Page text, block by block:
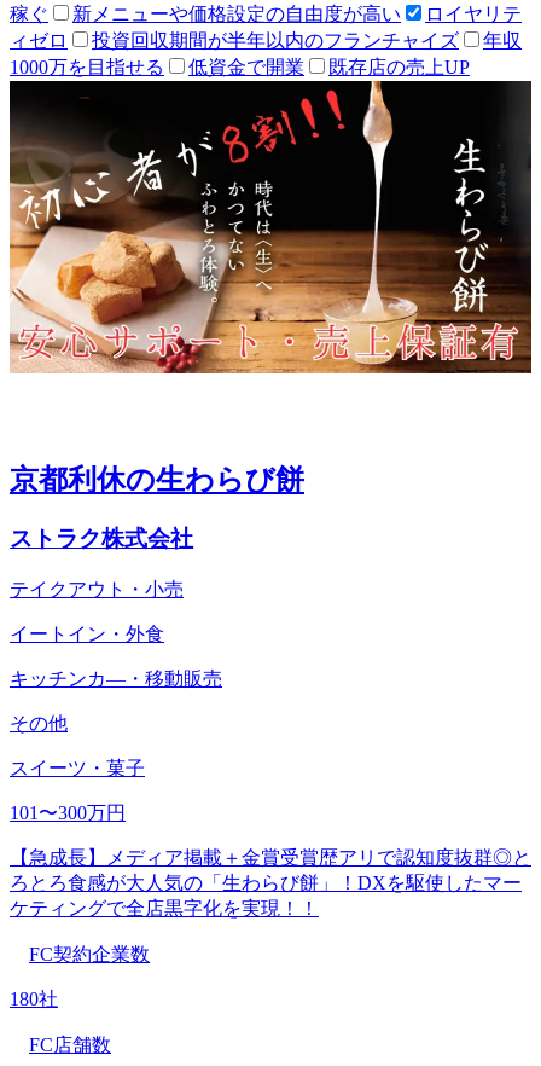
稼ぐ
新メニューや価格設定の自由度が高い
ロイヤリテ
ィゼロ
投資回収期間が半年以内のフランチャイズ
年収
1000万を目指せる
低資金で開業 既存店の売上UP
京都利休の生わらび餅
ストラク株式会社
テイクアウト・小売
イートイン・外食
キッチンカ―・移動販売
その他
スイーツ・菓子
101〜300万円
【急成長】メディア掲載＋金賞受賞歴アリで認知度抜群◎と
ろとろ食感が大人気の「生わらび餅」！DXを駆使したマー
ケティングで全店黒字化を実現！！
FC契約企業数
180社
FC店舗数